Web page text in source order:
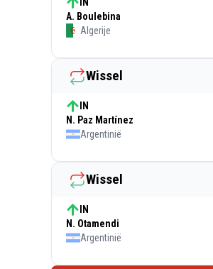
IN
A. Boulebina
Algerije
Wissel
IN
N. Paz Martínez
Argentinië
Wissel
IN
N. Otamendi
Argentinië